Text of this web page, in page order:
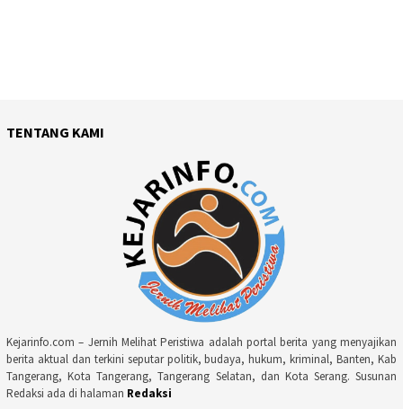
TENTANG KAMI
Kejarinfo.com – Jernih Melihat Peristiwa adalah portal berita yang menyajikan
berita aktual dan terkini seputar politik, budaya, hukum, kriminal, Banten, Kab
Tangerang, Kota Tangerang, Tangerang Selatan, dan Kota Serang. Susunan
Redaksi ada di halaman Redaksi